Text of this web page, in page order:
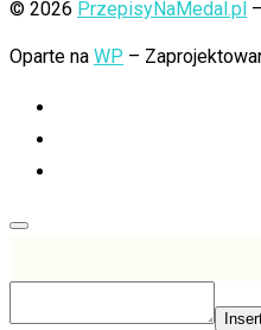
© 2026 PrzepisyNaMedal.pl
Oparte na WP –